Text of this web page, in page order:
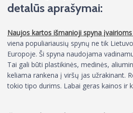
detalūs aprašymai:
Naujos kartos išmanioji spyna įvairioms
viena populiariausių spynų ne tik
Europoje. Ši spyna naudojama
Tai gali būti plastikinės, medinės,
keliama rankena į viršų jas užrakinant.
tokio tipo durims. Labai geras kainos ir